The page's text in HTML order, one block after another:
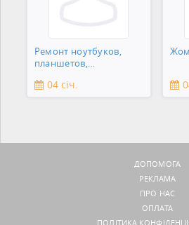
Ремонт ноутбуков,
планшетов,
зеркальны
04 січ.
ДОПОМОГА
РЕКЛАМА
ПРО НАС
ОПЛАТА
ПОЛІТИКА